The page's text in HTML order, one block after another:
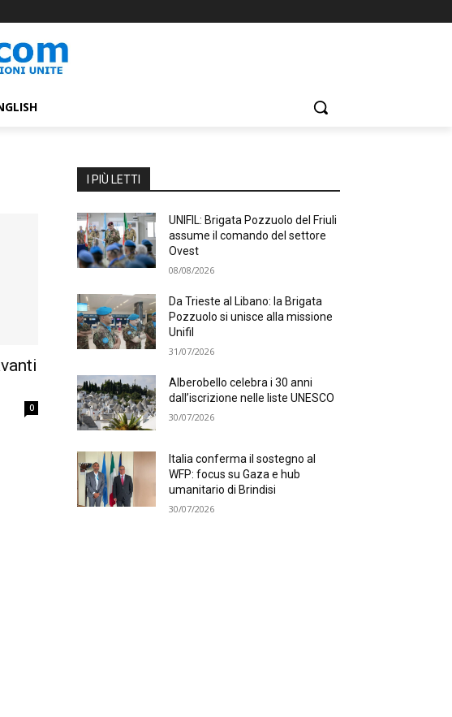
0
I PIÙ LETTI
UNIFIL: Brigata Pozzuolo del Friuli
assume il comando del settore
Ovest
08/08/2026
Da Trieste al Libano: la Brigata
Pozzuolo si unisce alla missione
Unifil
31/07/2026
Alberobello celebra i 30 anni
dall’iscrizione nelle liste UNESCO
30/07/2026
Italia conferma il sostegno al
WFP: focus su Gaza e hub
umanitario di Brindisi
30/07/2026